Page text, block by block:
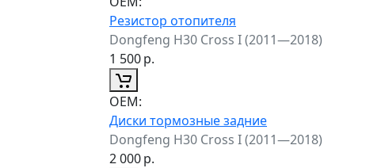
Резистор отопителя
Dongfeng H30 Cross I (2011—2018)
1 500р.
ОЕМ:
Диски тормозные задние
Dongfeng H30 Cross I (2011—2018)
2 000р.